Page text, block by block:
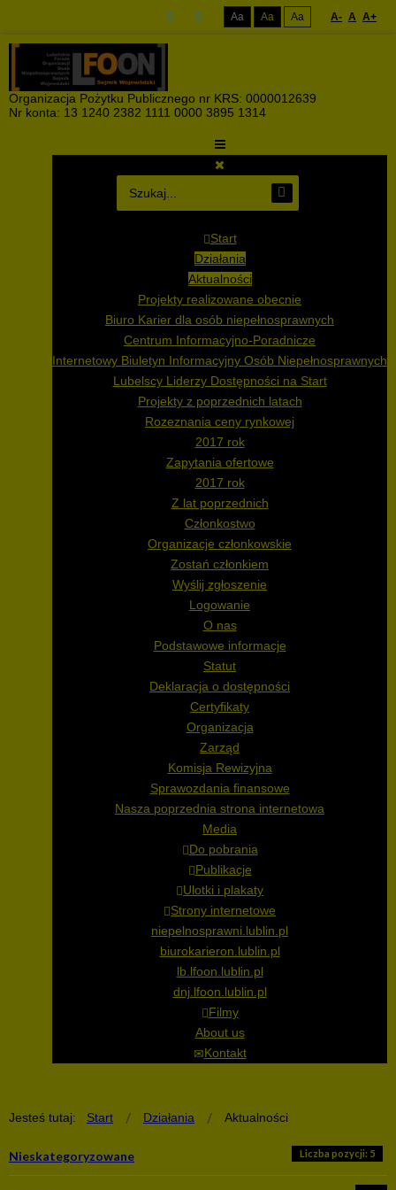
Aa Aa Aa A- A A+
Organizacja Pożytku Publicznego nr KRS: 0000012639
Nr konta: 13 1240 2382 1111 0000 3895 1314
Start
Działania
Aktualności
Projekty realizowane obecnie
Biuro Karier dla osób niepełnosprawnych
Centrum Informacyjno-Poradnicze
Internetowy Biuletyn Informacyjny Osób Niepełnosprawnych
Lubelscy Liderzy Dostępności na Start
Projekty z poprzednich latach
Rozeznania ceny rynkowej
2017 rok
Zapytania ofertowe
2017 rok
Z lat poprzednich
Członkostwo
Organizacje członkowskie
Zostań członkiem
Wyślij zgłoszenie
Logowanie
O nas
Podstawowe informacje
Statut
Deklaracja o dostępności
Certyfikaty
Organizacja
Zarząd
Komisja Rewizyjna
Sprawozdania finansowe
Nasza poprzednia strona internetowa
Media
Do pobrania
Publikacje
Ulotki i plakaty
Strony internetowe
niepelnosprawni.lublin.pl
biurokarieron.lublin.pl
lb.lfoon.lublin.pl
dnj.lfoon.lublin.pl
Filmy
About us
Kontakt
Jesteś tutaj: Start Działania Aktualności
Nieskategoryzowane Liczba pozycji: 5